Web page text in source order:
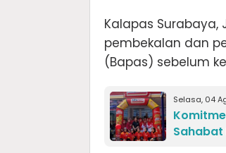
Kalapas
pembekalan dan
(Bapas) sebelum
Selasa, 04
Sahabat